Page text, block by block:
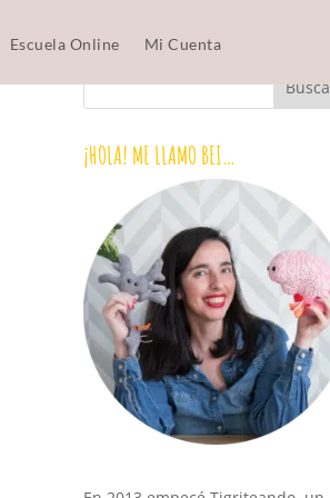
Escuela Online Mi Cuenta
¡HOLA! ME LLAMO BEI…